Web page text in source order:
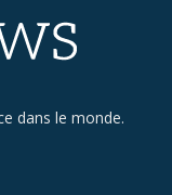
dans le monde.